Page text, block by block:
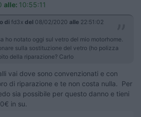
alle: 10:55:11
di fd3x del 08/02/2020 alle 22:51:02
ho notato oggi sul vetro del mio motorhome.
sulla sostituzione del vetro (ho polizza
della riparazione? Carlo
vai dove sono convenzionati e con
di riparazione e te non costa nulla. Per
sia possibile per questo danno e tieni
in su.